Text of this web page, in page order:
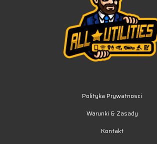
Polityka Prywatnosci
Warunki & Zasady
Kontakt